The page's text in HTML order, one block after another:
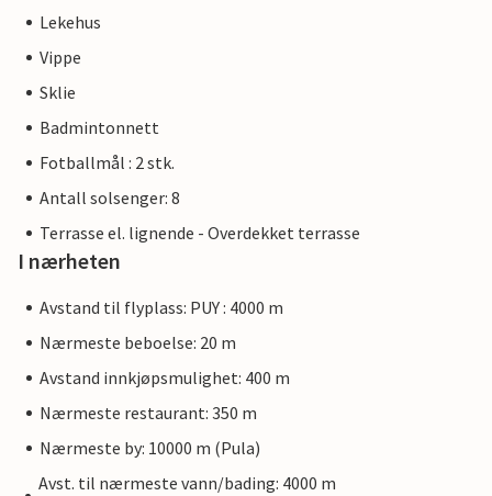
Lekehus
Vippe
Sklie
Badmintonnett
Fotballmål : 2 stk.
Antall solsenger: 8
Terrasse el. lignende - Overdekket terrasse
I nærheten
Avstand til flyplass: PUY : 4000 m
Nærmeste beboelse: 20 m
Avstand innkjøpsmulighet: 400 m
Nærmeste restaurant: 350 m
Nærmeste by: 10000 m (Pula)
Avst. til nærmeste vann/bading: 4000 m